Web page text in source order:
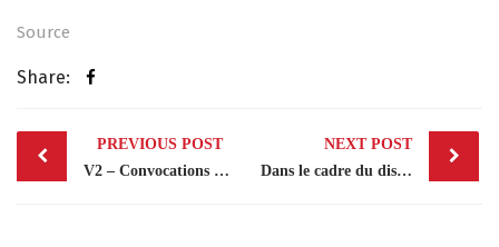
Source
Share:
Post
navigation
PREVIOUS POST
V2 – Convocations TDJ 1 : 17 octobre 2021
NEXT POST
Dans le cadre du dispositif de détection mis en place par la FFBaD (Dispositif A…